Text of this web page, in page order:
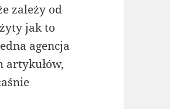
zależy od
jak to
agencja
artykułów,